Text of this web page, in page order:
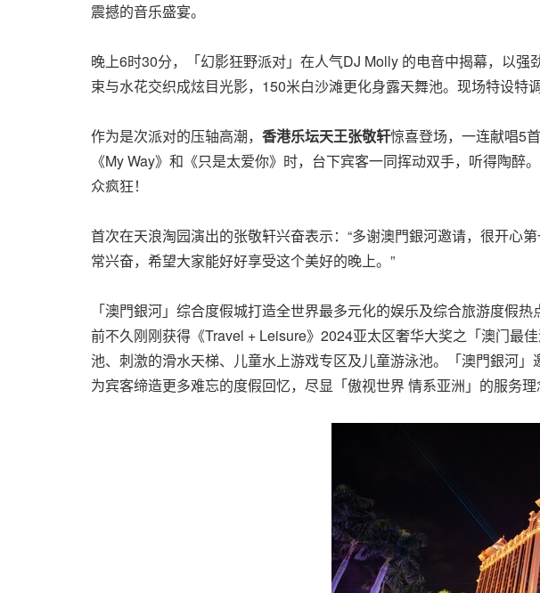
震撼的音乐盛宴。
晚上6时30分，「幻影狂野派对」在人气DJ Molly 的电音中揭幕，以
束与水花交织成炫目光影，150米白沙滩更化身露天舞池。现场特设特
作为是次派对的压轴高潮， 香港乐坛天王张敬轩惊喜登场，一连献唱5
《My Way》和《只是太爱你》时，台下宾客一同挥动双手，听得陶
众疯狂！
首次在天浪淘园演出的张敬轩兴奋表示： “多谢澳門銀河邀请，很开心
常兴奋，希望大家能好好享受这个美好的晚上。 ”
「澳門銀河」综合度假城打造全世界最多元化的娱乐及综合旅游度假
前不久刚刚获得《Travel + Leisure》2024亚太区奢华大奖之「澳门最
池、刺激的滑水天梯、儿童水上游戏专区及儿童游泳池。「澳門銀河
为宾客缔造更多难忘的度假回忆，尽显「傲视世界 情系亚洲」的服务理